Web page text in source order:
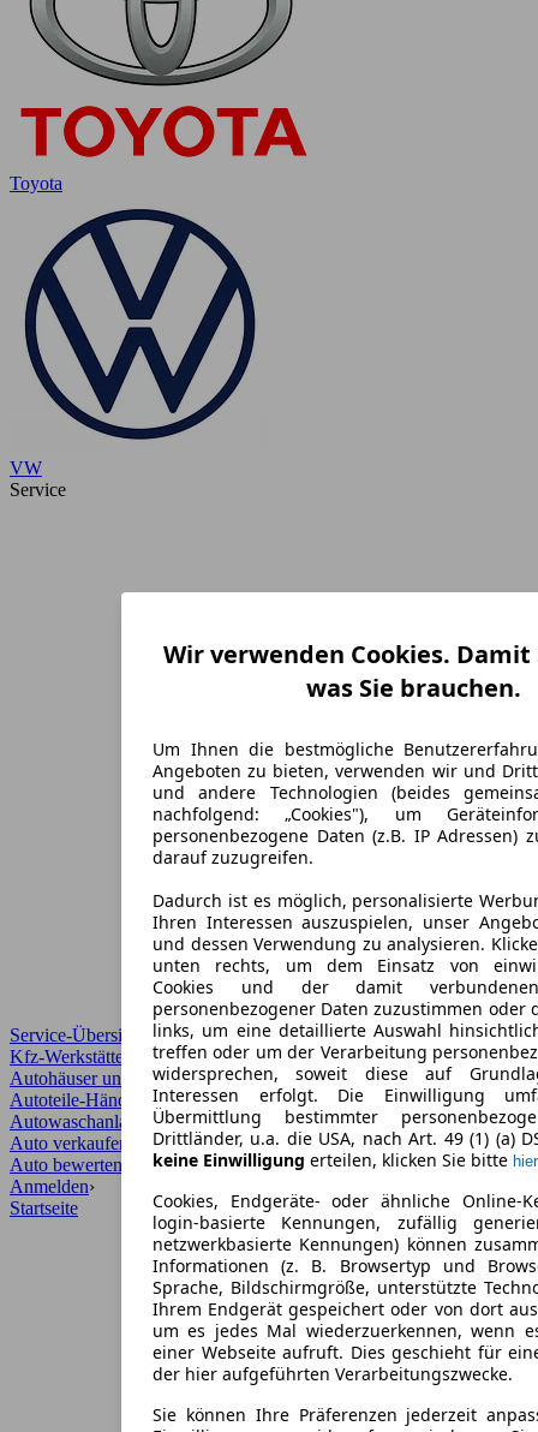
Toyota
VW
Service
Service-Übersicht
Kfz-Werkstätten
Autohäuser und Händler
Autoteile-Händler
Autowaschanlagen
Auto verkaufen
Auto bewerten
Anmelden›
Wir verwenden Cookies.
was Sie brauchen.
Um Ihnen die bestmögliche
Angeboten zu bieten, verwenden wir und
und andere Technologien (beides
nachfolgend: „Cookies"), um
personenbezogene Daten (z.B. IP Adressen)
darauf zuzugreifen.
Dadurch ist es möglich, personalisierte
Ihren Interessen auszuspielen, unser
und dessen Verwendung zu analysieren.
unten rechts, um dem Einsatz von
Cookies und der damit
personenbezogener Daten zuzustimmen oder
links, um eine detaillierte Auswahl
treffen oder um der Verarbeitung
widersprechen, soweit diese auf
Interessen erfolgt. Die Einwilligung
Übermittlung bestimmter
Drittländer, u.a. die USA, nach Art. 49 (1) (a)
keine Einwilligung erteilen, klicken Sie bitte hier
Cookies, Endgeräte- oder ähnliche Online-
login-basierte Kennungen, zufällig
netzwerkbasierte Kennungen) können
Informationen (z. B. Browsertyp und
Sprache, Bildschirmgröße, unterstützte
Ihrem Endgerät gespeichert oder von dort
um es jedes Mal wiederzuerkennen, wenn
einer Webseite aufruft. Dies geschieht für
der hier aufgeführten Verarbeitungszwecke.
Sie können Ihre Präferenzen jederzeit
Startseite